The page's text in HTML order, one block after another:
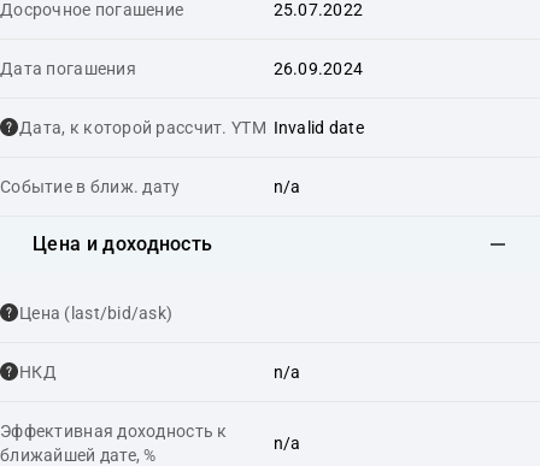
Досрочное погашение 25.07.2022
Дата погашения 26.09.2024
Дата, к которой рассчит. YTM Invalid date
Событие в ближ. дату n/a
Цена и доходность
Цена (last/bid/ask)
НКД n/a
Эффективная доходность к
ближайшей дате, %
n/a